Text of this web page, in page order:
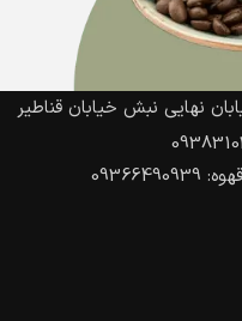
نهایی نبش خیابان قناطیر